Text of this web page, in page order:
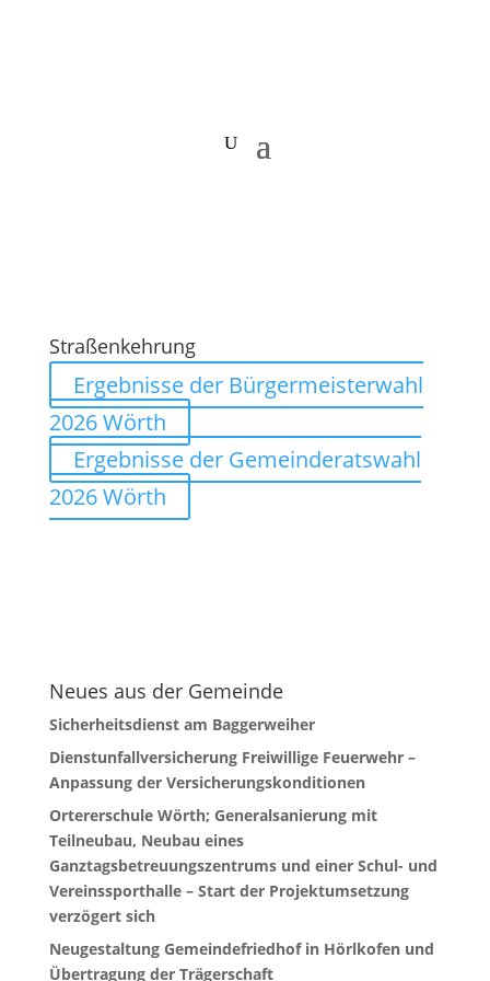
Straßenkehrung
Ergebnisse der Bürgermeisterwahl
2026 Wörth
Ergebnisse der Gemeinderatswahl
2026 Wörth
Neues aus der Gemeinde
Sicherheitsdienst am Baggerweiher
Dienstunfallversicherung Freiwillige Feuerwehr –
Anpassung der Versicherungskonditionen
Ortererschule Wörth; Generalsanierung mit
Teilneubau, Neubau eines
Ganztagsbetreuungszentrums und einer Schul- und
Vereinssporthalle – Start der Projektumsetzung
verzögert sich
Neugestaltung Gemeindefriedhof in Hörlkofen und
Übertragung der Trägerschaft